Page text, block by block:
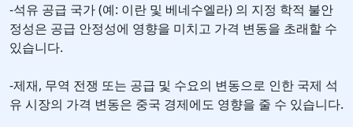
-석유 공급 국가 (예: 이란 및 베네수엘라) 의 지정 학적 불안
정성은 공급 안정성에 영향을 미치고 가격 변동을 초래할 수
있습니다.
-제재, 무역 전쟁 또는 공급 및 수요의 변동으로 인한 국제 석
유 시장의 가격 변동은 중국 경제에도 영향을 줄 수 있습니다.